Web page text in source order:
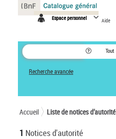
Espace personnel Aide
Tout
Recherche avancée
Accueil Liste de notices d’autorité
1 Notices d'autorité
Panneau de gestion des cookies